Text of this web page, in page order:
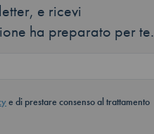
e ricevi
ha preparato per te.
e di prestare consenso al trattamento